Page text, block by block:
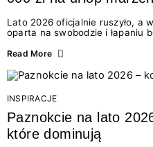
Lato 2026 oficjalnie ruszyło, a
oparta na swobodzie i łapaniu
doświadczenia wakacji – od
Motywem przewodnim jest
letnich momentów. Z tej okazji
wyjątkowego: wielki konkurs z
najgorętszych trendów w...
Read More
INSPIRACJE
Paznokcie na lato
które dominują